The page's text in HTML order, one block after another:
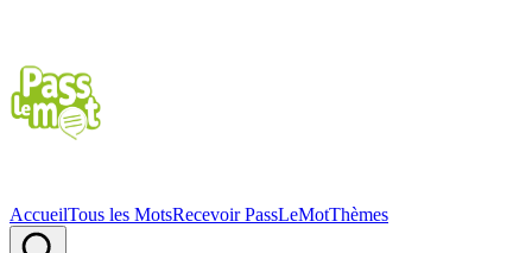
AccueilTous les MotsRecevoir PassLeMotThèmes